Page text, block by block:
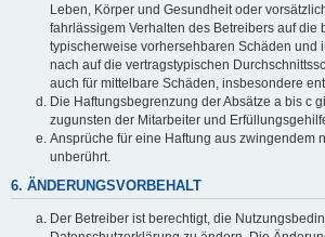
Leben, Körper und Gesundheit oder
fahrlässigem Verhalten des Betreibers auf die
typischerweise vorhersehbaren Schäden und
nach auf die vertragstypischen
auch für mittelbare Schäden, insbesondere
Die Haftungsbegrenzung der Absätze a bis c
zugunsten der Mitarbeiter und
Ansprüche für eine Haftung aus zwingendem
unberührt.
6. ÄNDERUNGSVORBEHALT
Der Betreiber ist berechtigt, die